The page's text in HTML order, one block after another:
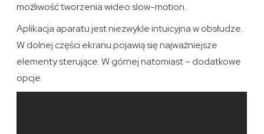
możliwość tworzenia wideo slow-motion.
Aplikacja aparatu jest niezwykle intuicyjna w obsłudze.
W dolnej części ekranu pojawią się najważniejsze
elementy sterujące. W górnej natomiast – dodatkowe
opcje.